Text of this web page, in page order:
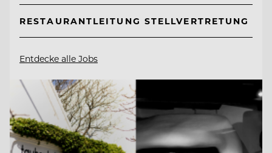
RESTAURANTLEITUNG STELLVERTRETUNG
Entdecke alle Jobs